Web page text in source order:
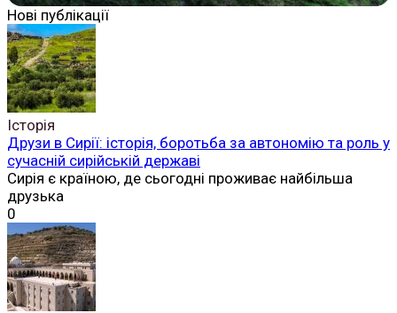
Нові публікації
Історія
Друзи в Сирії: історія, боротьба за автономію та роль у
сучасній сирійській державі
Сирія є країною, де сьогодні проживає найбільша
друзька
0